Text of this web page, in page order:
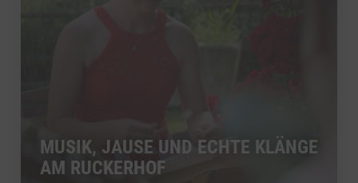
MUSIK, JAUSE UND ECHTE KLÄNGE
AM RUCKERHOF